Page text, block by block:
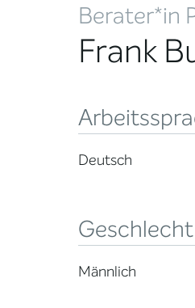
Berater*in
Frank
Deutsch
Geschlecht
Männlich